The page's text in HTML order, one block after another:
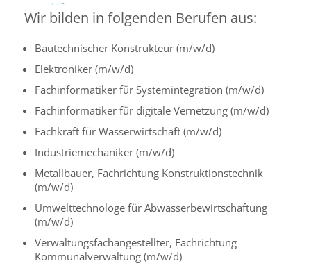
Wir bilden in folgenden Berufen aus:
Bautechnischer Konstrukteur (m/w/d)
Elektroniker (m/w/d)
Fachinformatiker für Systemintegration (m/w/d)
Fachinformatiker für digitale Vernetzung (m/w/d)
Fachkraft für Wasserwirtschaft (m/w/d)
Industriemechaniker (m/w/d)
Metallbauer, Fachrichtung Konstruktionstechnik
(m/w/d)
Umwelttechnologe für Abwasserbewirtschaftung
(m/w/d)
Verwaltungsfachangestellter, Fachrichtung
Kommunalverwaltung (m/w/d)